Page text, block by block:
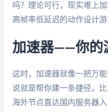
吗？理论可行，现实难上
高帧率低延迟的动作设计
加速器——你的
这时，加速器就像一把万
说就是帮你建一条捷径。
海外节点直达国内服务器